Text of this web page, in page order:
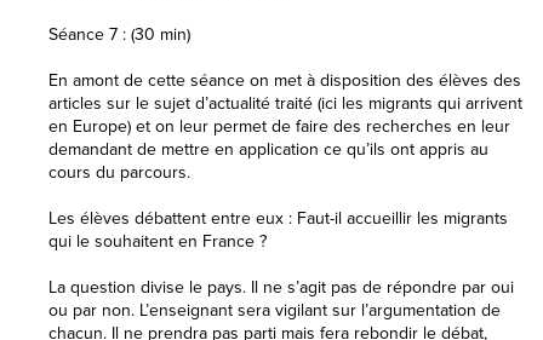
Séance 7 : (30 min)
En amont de cette séance on met à disposition des élèves des
articles sur le sujet d’actualité traité (ici les migrants qui arrivent
en Europe) et on leur permet de faire des recherches en leur
demandant de mettre en application ce qu’ils ont appris au
cours du parcours.
Les élèves débattent entre eux : Faut-il accueillir les migrants
qui le souhaitent en France ?
La question divise le pays. Il ne s’agit pas de répondre par oui
ou par non. L’enseignant sera vigilant sur l’argumentation de
chacun. Il ne prendra pas parti mais fera rebondir le débat,